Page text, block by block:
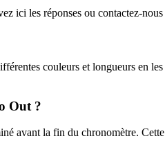
ici les réponses ou contactez-
couleurs et longueurs en
Out ?
avant la fin du chronomètre.